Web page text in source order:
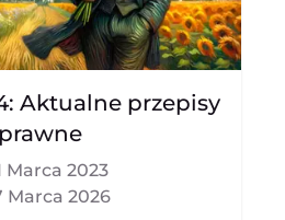
Aktualne przepisy
prawne
Marca 2023
Marca 2026